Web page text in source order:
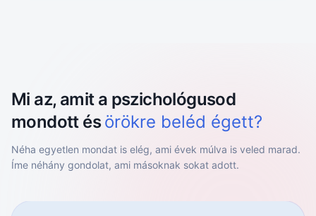
Mi az, amit a pszichológusod
mondott ésörökre beléd égett?
Néha egyetlen mondat is elég, ami évek múlva is veled marad.
Íme néhány gondolat, ami másoknak sokat adott.